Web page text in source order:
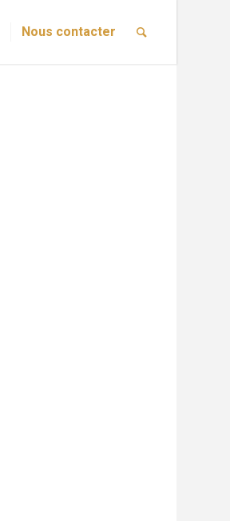
Nous contacter